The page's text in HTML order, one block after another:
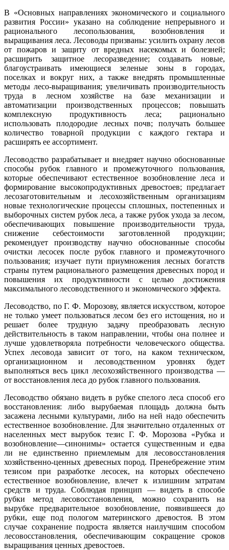
В «Основных направлениях экономического и социального
развития России» указано на соблюдение непрерывного и
рационального лесопользования, возобновления и
выращивания леса. Лесоводы призваны: усилить охрану лесов
от пожаров и защиту от вредных насекомых и болезней;
расширить защитное лесоразведение; создавать новые,
благоустраивать имеющиеся зеленые зоны в городах,
поселках и вокруг них, а также внедрять промышленные
методы лесо-выращивания; увеличивать производительность
труда в лесном хозяйстве на базе механизации и
автоматизации производственных процессов; повышать
комплексную продуктивность леса; рационально
использовать плодородие лесных почв; получать большее
количество товарной продукции с каждого гектара и
расширять ее ассортимент.
Лесоводство разрабатывает и внедряет научно обоснованные
способы рубок главного и промежуточного пользования,
которые обеспечивают естественное возобновление леса и
формирование высокопродуктивных древостоев; предлагает
лесозаготовительным и лесохозяйственным организациям
новые технологические процессы сплошных, постепенных и
выборочных систем рубок леса, а также рубок ухода за лесом,
обеспечивающих повышение производительности труда,
снижение себестоимости заготовленной продукции;
рекомендует производству научно обоснованные способы
очистки лесосек после рубок главного и промежуточного
пользования; изучает пути приумножения лесных богатств
страны путем рационального размещения древесных пород и
повышения их продуктивности с целью достижения
максимального лесоводственного и экономического эффекта.
Лесоводство, по Г. Ф. Морозову, является искусством, которое
не только умеет пользоваться лесом без его истощения, но и
решает более трудную задачу преобразовать лесную
действительность в таком направлении, чтобы она полнее и
лучше удовлетворяла потребности человеческого общества.
Успех лесовода зависит от того, на каком техническом,
организационном и лесоводственном уровнях будет
выполняться весь цикл лесохозяйственного производства —
от восстановления леса до рубок главного пользования.
Лесоводство обязано видеть в рубке спелого леса способ его
восстановления: либо вырубаемая площадь должна быть
засажена лесными культурами, либо на ней надо обеспечить
естественное возобновление. Для значительно отдаленных от
населенных мест вырубок тезис Г. Ф. Морозова «Рубка и
возобновление—синонимы» остается существенным и едва
ли не единственно приемлемым для лесовосстановления
хозяйственно-ценных древесных пород. Пренебрежение этим
тезисом при разработке лесосек, на которых обеспечено
естественное возобновление, влечет к излишним затратам
средств и труда. Соблюдая принцип — видеть в способе
рубки метод лесовосстановления, можно сохранить на
вырубке предварительное возобновление, появившееся до
рубки, еще под пологом материнского древостоя. В этом
случае сохранение подроста является наилучшим способом
лесовосстановления, обеспечивающим сокращение сроков
выращивания ценных древостоев.